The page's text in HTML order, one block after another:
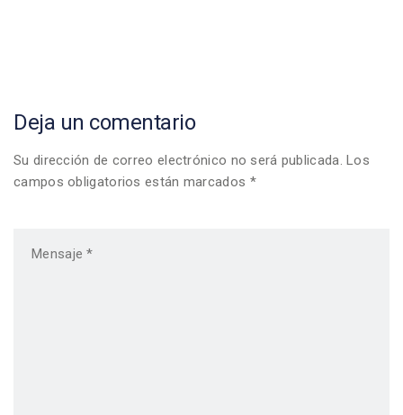
Deja un comentario
Su dirección de correo electrónico no será publicada. Los
campos obligatorios están marcados *